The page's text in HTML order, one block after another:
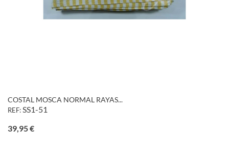
COSTAL MOSCA NORMAL RAYAS...
REF: SS1-51
39,95 €Precio